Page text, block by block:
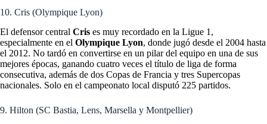
10. Cris (Olympique Lyon)
El defensor central Cris es muy recordado en la Ligue 1,
especialmente en el Olympique Lyon, donde jugó desde el 2004 hasta
el 2012. No tardó en convertirse en un pilar del equipo en una de sus
mejores épocas, ganando cuatro veces el título de liga de forma
consecutiva, además de dos Copas de Francia y tres Supercopas
nacionales. Solo en el campeonato local disputó 225 partidos.
9. Hilton (SC Bastia, Lens, Marsella y Montpellier)